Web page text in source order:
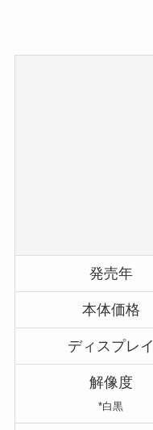
発売年
本体価格
ディスプレイ
解像度
*白黒